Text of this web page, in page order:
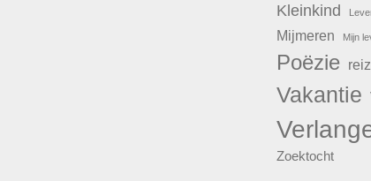
Kleinkind
Mijmeren Mijn
Poëzie
Vakantie
Zoektocht